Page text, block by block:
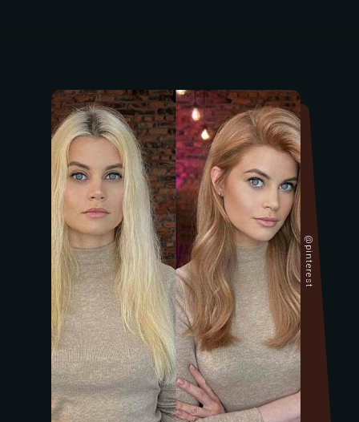
@pinterest